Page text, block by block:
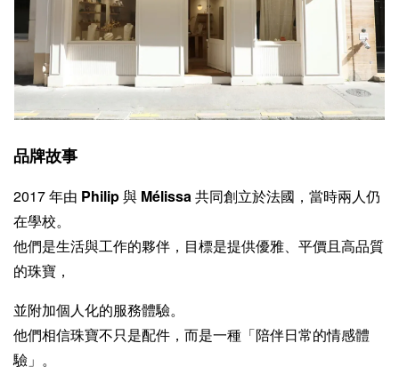
品牌故事
2017 年由 Philip與 Mélissa共同創立於法國，當時兩人仍
在學校。
他們是生活與工作的夥伴，目標是提供優雅、平價且高品質
的珠寶，
並附加個人化的服務體驗。
他們相信珠寶不只是配件，而是一種「陪伴日常的情感體
驗」。